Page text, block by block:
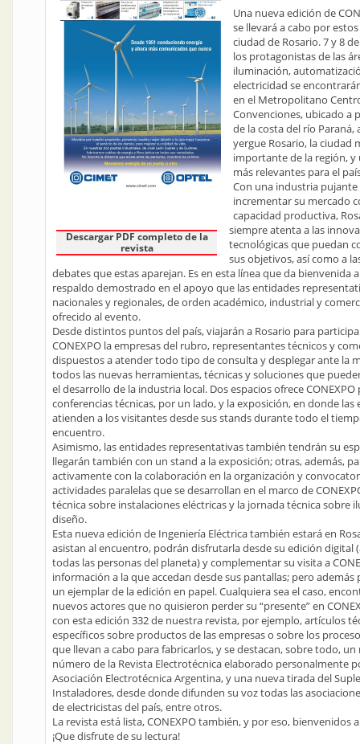
Descargar PDF completo de la
revista
Una nueva edición de
se llevará a cabo por
ciudad de Rosario. 7 y 8
los protagonistas de las
iluminación,
electricidad se
en el Metropolitano
Convenciones, ubicado a
de la costa del río Paraná,
yergue Rosario, la ciudad
importante de la región, y
más relevantes para el
Con una industria pujante
incrementar su mercado
capacidad productiva,
siempre atenta a las
tecnológicas que puedan
sus objetivos, así como a
debates que estas aparejan. Es en esta línea que da bienvenida a
respaldo demostrado en el apoyo que las entidades
nacionales y regionales, de orden académico, industrial y
ofrecido al evento.
Desde distintos puntos del país, viajarán a Rosario para
CONEXPO la empresas del rubro, representantes técnicos y
dispuestos a atender todo tipo de consulta y desplegar ante la
todos las nuevas herramientas, técnicas y soluciones que
el desarrollo de la industria local. Dos espacios ofrece CONEXPO
conferencias técnicas, por un lado, y la exposición, en donde las
atienden a los visitantes desde sus stands durante todo el
encuentro.
Asimismo, las entidades representativas también tendrán su
llegarán también con un stand a la exposición; otras, además,
activamente con la colaboración en la organización y
actividades paralelas que se desarrollan en el marco de
técnica sobre instalaciones eléctricas y la jornada técnica sobre
diseño.
Esta nueva edición de Ingeniería Eléctrica también estará en
asistan al encuentro, podrán disfrutarla desde su edición digital
todas las personas del planeta) y complementar su visita a
información a la que accedan desde sus pantallas; pero
un ejemplar de la edición en papel. Cualquiera sea el caso,
nuevos actores que no quisieron perder su “presente” en
con esta edición 332 de nuestra revista, por ejemplo, artículos
específicos sobre productos de las empresas o sobre los
que llevan a cabo para fabricarlos, y se destacan, sobre todo, un
número de la Revista Electrotécnica elaborado personalmente
Asociación Electrotécnica Argentina, y una nueva tirada del
Instaladores, desde donde difunden su voz todas las
de electricistas del país, entre otros.
La revista está lista, CONEXPO también, y por eso, bienvenidos
¡Que disfrute de su lectura!